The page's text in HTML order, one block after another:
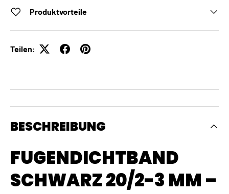
Produktvorteile
Teilen:
BESCHREIBUNG
FUGENDICHTBAND
SCHWARZ 20/2-3 MM –